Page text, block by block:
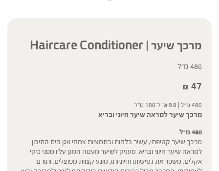
מרכך שיער | Haircare Conditioner
480 מ"ל
₪ 47
480 מ"ל | ₪ 9.8 ל־100 מ"ל
מרכך שיער למראה שיער חיוני ובריא
480 מ"ל
מרכך שיער קטיפתי, עשיר בלחות ובתמציות צמחי אגן הים התיכון
למראה שיער חיוני ובריא. מעניק לשיער מעטה המגן עליו מפני נזקי
אקלים, משפר את גמישותו וחיוניותו, מונע קצוות מפוצלים, ותורם